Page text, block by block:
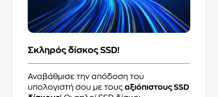
Σκληρός δίσκος SSD!
Αναβάθμισε την απόδοση του
υπολογιστή σου με τους αξιόπιστους SSD